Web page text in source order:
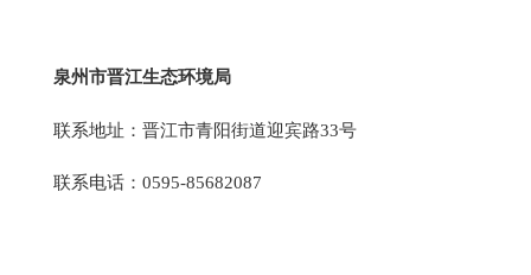
泉州市晋江生态环境局
联系地址：晋江市青阳街道迎宾路33号
联系电话：0595-85682087